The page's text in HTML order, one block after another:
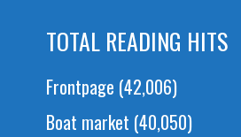
TOTAL READING HITS
Frontpage (42,006)
Boat market (40,050)